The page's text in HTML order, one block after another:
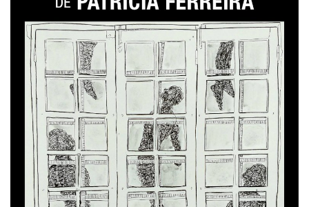
Educação
Estatuto Editorial
Saúde
Ficha técnica
Cultura
Lazer